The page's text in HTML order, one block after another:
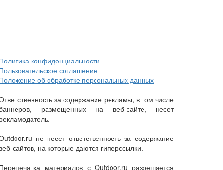
Политика конфиденциальности
Пользовательское соглашение
Положение об обработке персональных данных
за содержание рекламы, в том числе
размещенных на веб-сайте, несет
рекламодатель.
не несет ответственность за содержание
веб-сайтов, на которые даются гиперссылки.
Перепечатка материалов с Outdoor.ru разрешается